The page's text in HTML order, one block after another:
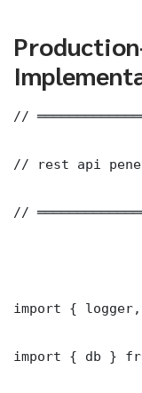
//
// rest api
//
import {
import { db }